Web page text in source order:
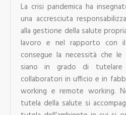
La crisi pandemica ha
una accresciuta
alla gestione della salute
lavoro e nel rapporto con
consegue la necessità che
siano in grado di
collaboratori in ufficio e in
working e remote working.
tutela della salute si